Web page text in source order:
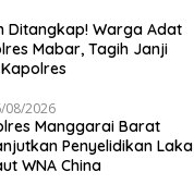
Ditangkap! Warga Adat
Mabar, Tagih Janji
08/2026
Manggarai Barat
Penyelidikan Laka
WNA China